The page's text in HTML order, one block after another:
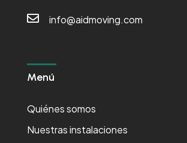

info@aidmoving.com
Menú
Quiénes somos
Nuestras instalaciones